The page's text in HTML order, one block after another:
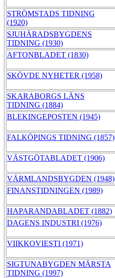
STRÖMSTADS TIDNING
(1920)
SJUHÄRADSBYGDENS
TIDNING (1930)
AFTONBLADET (1830)
SKÖVDE NYHETER (1958)
SKARABORGS LÄNS
TIDNING (1884)
BLEKINGEPOSTEN (1945)
FALKÖPINGS TIDNING (1857)
VÄSTGÖTABLADET (1906)
VÄRMLANDSBYGDEN (1948)
FINANSTIDNINGEN (1989)
HAPARANDABLADET (1882)
DAGENS INDUSTRI (1976)
VIIKKOVIESTI (1971)
SIGTUNABYGDEN MÄRSTA
TIDNING (1997)